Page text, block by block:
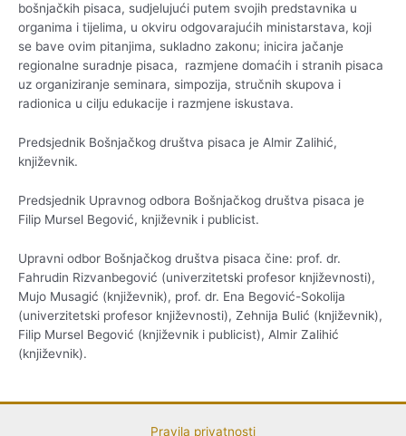
bošnjačkih pisaca, sudjelujući putem svojih predstavnika u
organima i tijelima, u okviru odgovarajućih ministarstava, koji
se bave ovim pitanjima, sukladno zakonu; inicira jačanje
regionalne suradnje pisaca, razmjene domaćih i stranih pisaca
uz organiziranje seminara, simpozija, stručnih skupova i
radionica u cilju edukacije i razmjene iskustava.
Predsjednik Bošnjačkog društva pisaca je Almir Zalihić,
književnik.
Predsjednik Upravnog odbora Bošnjačkog društva pisaca je
Filip Mursel Begović, književnik i publicist.
Upravni odbor Bošnjačkog društva pisaca čine: prof. dr.
Fahrudin Rizvanbegović (univerzitetski profesor književnosti),
Mujo Musagić (književnik), prof. dr. Ena Begović-Sokolija
(univerzitetski profesor književnosti), Zehnija Bulić (književnik),
Filip Mursel Begović (književnik i publicist), Almir Zalihić
(književnik).
Pravila privatnosti